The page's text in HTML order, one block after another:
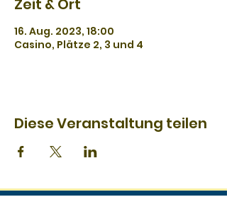
Zeit & Ort
16. Aug. 2023, 18:00
Casino, Plätze 2, 3 und 4
Diese Veranstaltung teilen